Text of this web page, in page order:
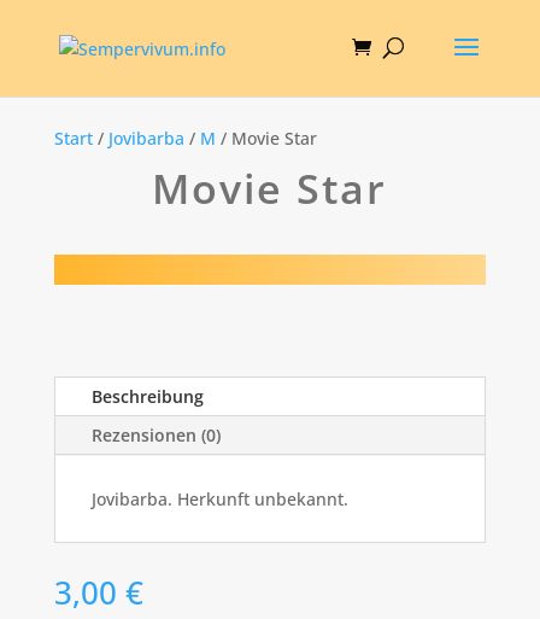
Start/ Jovibarba / M / Movie Star
Movie Star
Beschreibung
Rezensionen (0)
Jovibarba. Herkunft unbekannt.
3,00 €